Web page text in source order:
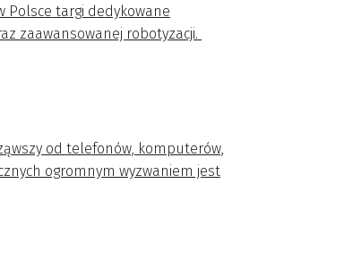
Polsce targi dedykowane
zaawansowanej robotyzacji.
od telefonów, komputerów,
ogromnym wyzwaniem jest